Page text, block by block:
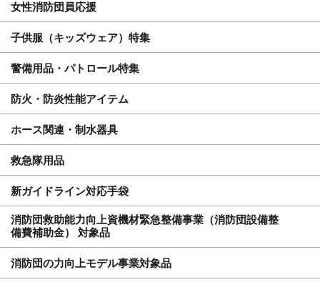
女性消防団員応援
子供服（キッズウェア）特集
警備用品・パトロール特集
防火・防炎性能アイテム
ホース関連・制水器具
救急隊用品
新ガイドライン対応手袋
消防団救助能力向上資機材緊急整備事業（消防団設備整
備費補助金） 対象品
消防団の力向上モデル事業対象品